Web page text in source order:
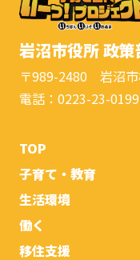
岩沼市役所 政
〒989-2480 岩沼
電話：0223-23-
TOP
子育て・教育
生活環境
働く
移住支援